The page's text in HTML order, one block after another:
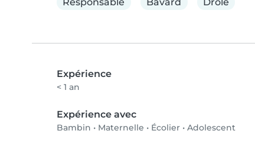
Expérience
< 1 an
Expérience avec
Bambin • Maternelle • Écolier • Adolescent